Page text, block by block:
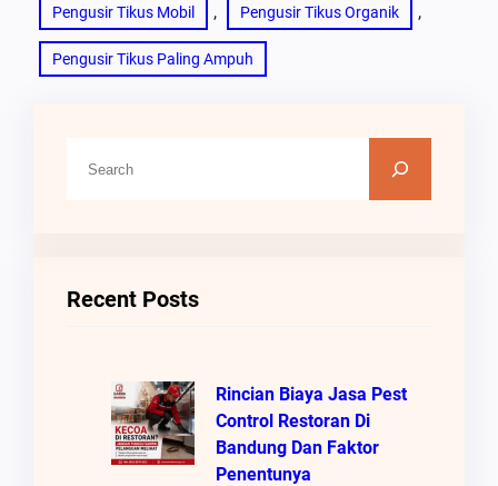
Pengusir Tikus Mobil , Pengusir Tikus Organik ,
Pengusir Tikus Paling Ampuh
Recent Posts
Rincian Biaya Jasa Pest
Control Restoran Di
Bandung Dan Faktor
Penentunya